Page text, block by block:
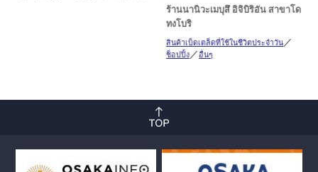
ร้านนานิวะเมบุสึ อิจิบิริอัน สาขาโด
ทงโบริ
สินค้าเบ็ดเตล็ดที่ใช้ในชีวิตประจำวัน
ช็อปปิ้ง
อื่นๆ